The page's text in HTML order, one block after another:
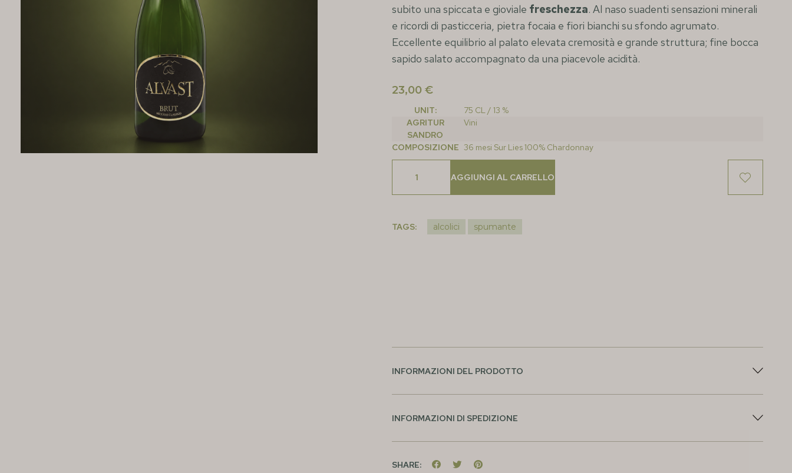
subito una spiccata e gioviale freschezza. Al naso suadenti sensazioni minerali
e ricordi di pasticceria, pietra focaia e fiori bianchi su sfondo agrumato.
Eccellente equilibrio al palato elevata cremosità e grande struttura; fine bocca
sapido salato accompagnato da una piacevole acidità.
23,00 €
UNIT:
75 CL / 13 %
AGRITUR
SANDRO
Vini
COMPOSIZIONE 36 mesi Sur Lies 100% Chardonnay
AGGIUNGI AL CARRELLO
TAGS: alcolici spumante
INFORMAZIONI DEL PRODOTTO
INFORMAZIONI DI SPEDIZIONE
SHARE: